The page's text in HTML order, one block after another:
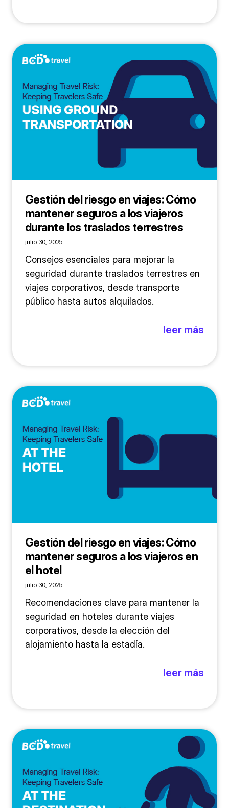
Gestión del riesgo en viajes: Cómo
mantener seguros a los viajeros
durante los traslados terrestres
julio 30, 2025
Consejos esenciales para mejorar la
seguridad durante traslados terrestres en
viajes corporativos, desde transporte
público hasta autos alquilados.
leer más
Gestión del riesgo en viajes: Cómo
mantener seguros a los viajeros en
el hotel
julio 30, 2025
Recomendaciones clave para mantener la
seguridad en hoteles durante viajes
corporativos, desde la elección del
alojamiento hasta la estadía.
leer más